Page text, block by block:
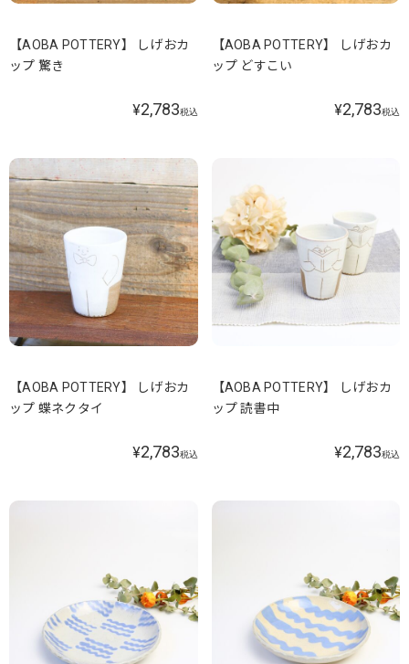
【AOBA POTTERY】 しげおカ
ップ 驚き
¥2,783税込
【AOBA POTTERY】 しげおカ
ップ どすこい
¥2,783税込
【AOBA POTTERY】 しげおカ
ップ 蝶ネクタイ
¥2,783税込
【AOBA POTTERY】 しげおカ
ップ 読書中
¥2,783税込